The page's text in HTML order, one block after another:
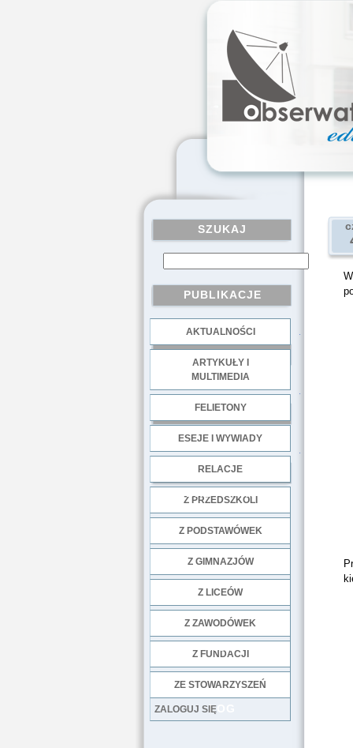
SZUKAJ
PUBLIKACJE
AKTUALNOŚCI
ARTYKUŁY I
MULTIMEDIA
FELIETONY
ESEJE I WYWIADY
RELACJE
Z PRZEDSZKOLI
Z PODSTAWÓWEK
Z GIMNAZJÓW
Z LICEÓW
Z ZAWODÓWEK
Z FUNDACJI
ZE STOWARZYSZEŃ
LOG
ZALOGUJ SIĘ